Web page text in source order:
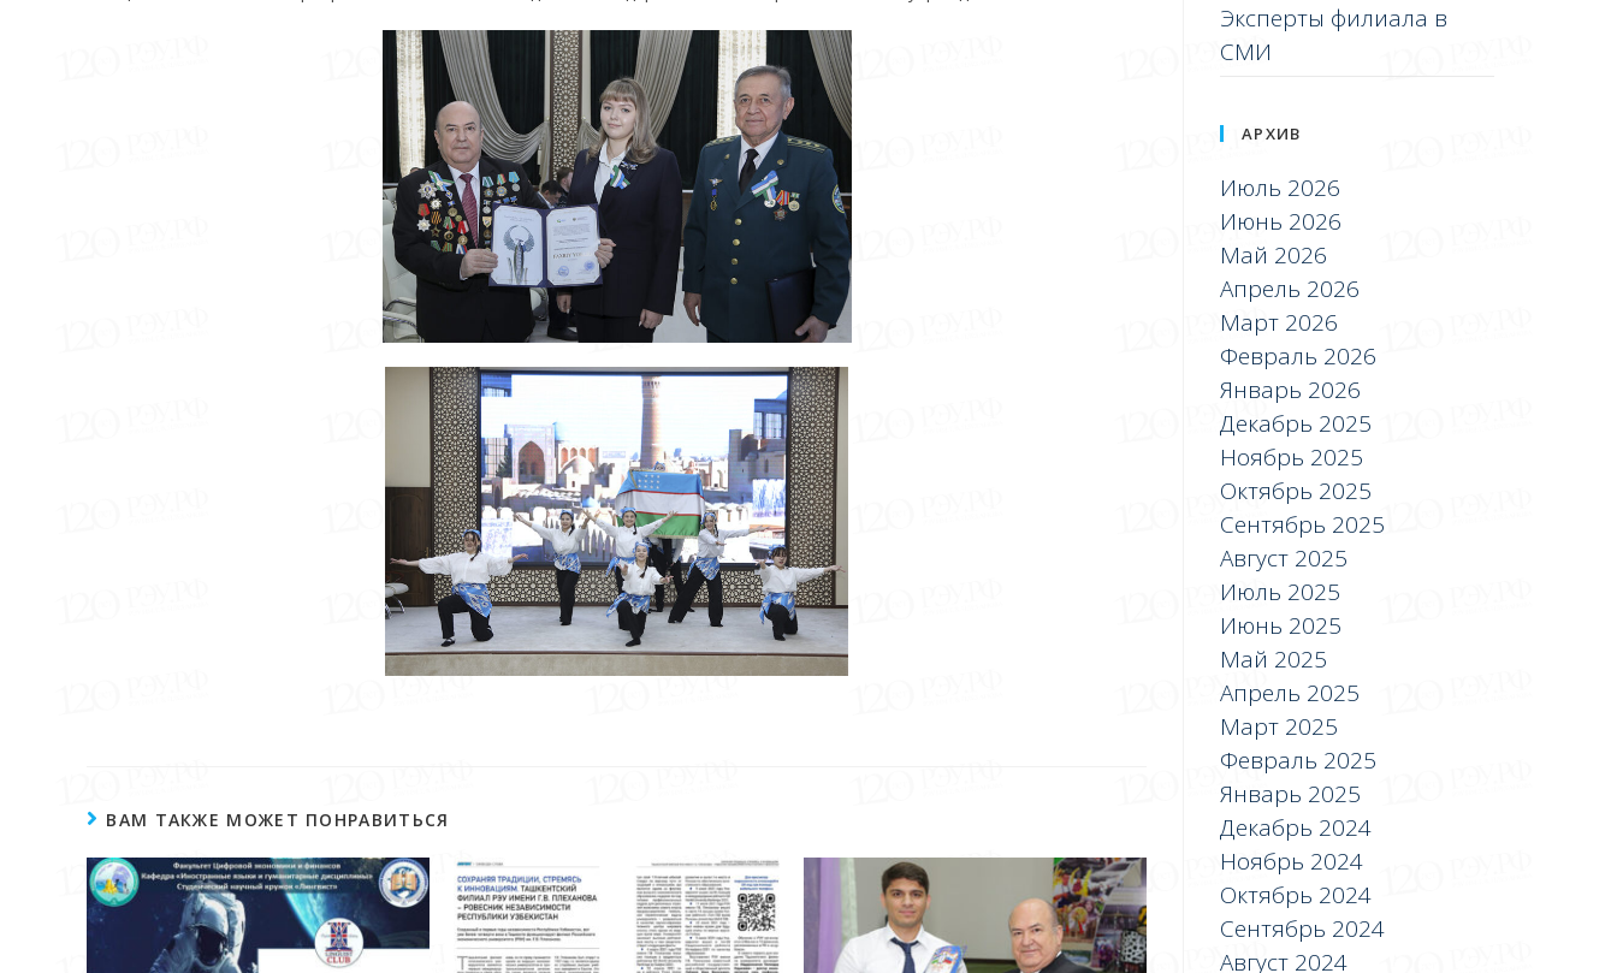
ВАМ ТАКЖЕ МОЖЕТ ПОНРАВИТЬСЯ
Эксперты филиала в
СМИ
АРХИВ
Июль 2026
Июнь 2026
Май 2026
Апрель 2026
Март 2026
Февраль 2026
Январь 2026
Декабрь 2025
Ноябрь 2025
Октябрь 2025
Сентябрь 2025
Август 2025
Июль 2025
Июнь 2025
Май 2025
Апрель 2025
Март 2025
Февраль 2025
Январь 2025
Декабрь 2024
Ноябрь 2024
Октябрь 2024
Сентябрь 2024
Август 2024